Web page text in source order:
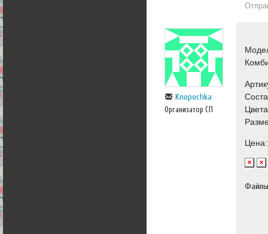
Knopochka
Организатор СП